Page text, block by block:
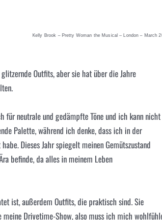
Kelly Brook – Pretty Woman the Musical – London – March
Outfits, aber sie hat über die Jahre
für neutrale und gedämpfte Töne und ich kann nicht
Palette, während ich denke, dass ich in der
Dieses Jahr spiegelt meinen Gemütszustand
befinde, da alles in meinem Leben
ist, außerdem Outfits, die praktisch sind. Sie
Drivetime-Show, also muss ich mich